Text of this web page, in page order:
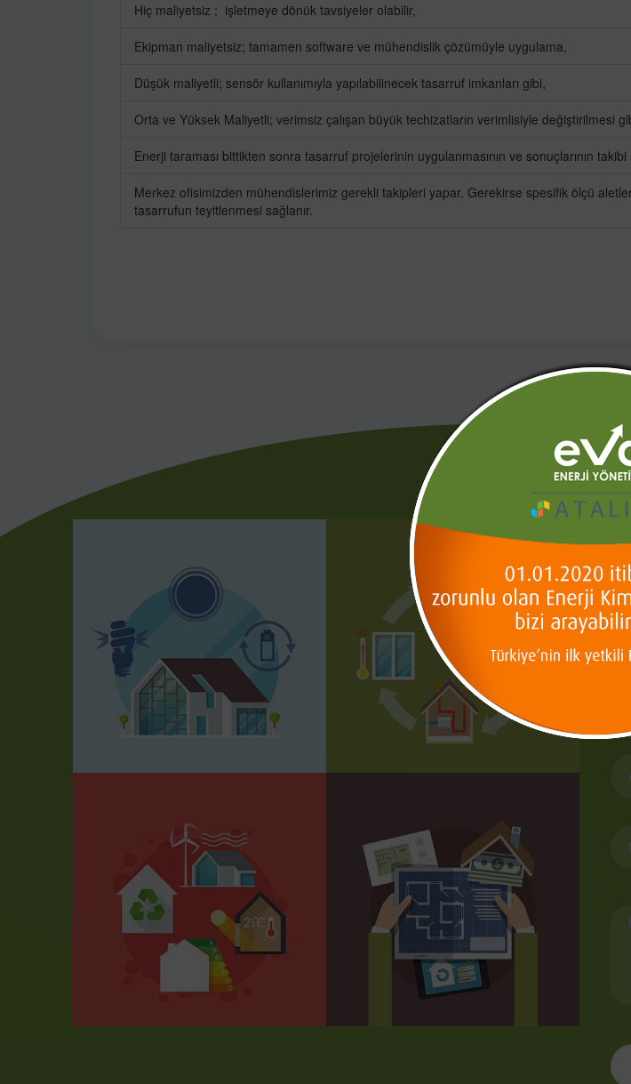
Hiç maliyetsiz ; işletmeye dönük tavsiyeler olabilir,
Ekipman maliyetsiz; tamamen software ve mühendislik çözümüyle uygulama,
Düşük maliyetli; sensör kullanımıyla yapılabilinecek tasarruf imkanları gibi,
Orta ve Yüksek Maliyetli; verimsiz çalışan büyük techizatların verimlisiyle değiştirilmesi
Enerji taraması bittikten sonra tasarruf projelerinin uygulanmasının ve sonuçlarının
Merkez ofisimizden mühendislerimiz gerekli takipleri yapar. Gerekirse spesifik ölçü
tasarrufun teyitlenmesi sağlanır.